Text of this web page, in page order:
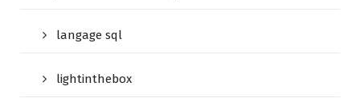
langage sql
lightinthebox